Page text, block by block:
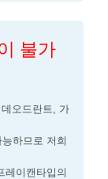
불가
오드란트, 가
하므로 저희
레이캔타입의